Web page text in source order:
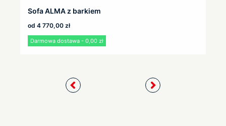
Sofa ALMA z barkiem
od 4 770,00 zł
Darmowa dostawa - 0,00 zł